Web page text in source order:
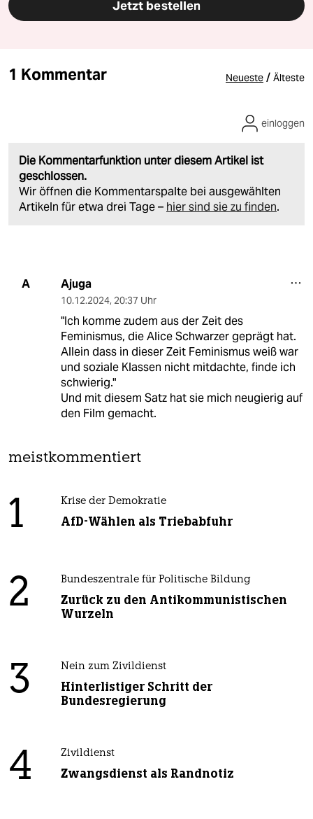
Jetzt bestellen
1 Kommentar Neueste / Älteste
Die Kommentarfunktion unter diesem Artikel ist
geschlossen.
Wir öffnen die Kommentarspalte bei ausgewählten
Artikeln für etwa drei Tage – hier sind sie zu finden.
einloggen
A Ajuga
10.12.2024, 20:37 Uhr
"Ich komme zudem aus der Zeit des
Feminismus, die Alice Schwarzer geprägt hat.
Allein dass in dieser Zeit Feminismus weiß war
und soziale Klassen nicht mitdachte, finde ich
schwierig."
Und mit diesem Satz hat sie mich neugierig auf
den Film gemacht.
meistkommentiert
1 Krise der Demokratie
AfD-Wählen als Triebabfuhr
2 Bundeszentrale für Politische Bildung
Zurück zu den Antikommunistischen
Wurzeln
3 Nein zum Zivildienst
Hinterlistiger Schritt der
Bundesregierung
4 Zivildienst
Zwangsdienst als Randnotiz